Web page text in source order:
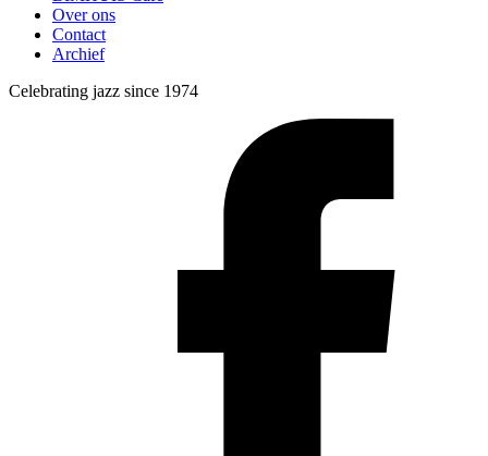
Over ons
Contact
Archief
Celebrating jazz since 1974